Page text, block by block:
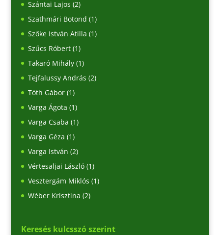
Szántai Lajos (2)
Szathmári Botond (1)
Szőke István Atilla (1)
Szűcs Róbert(1)
Takaró Mihály(1)
Tejfalussy András (2)
Tóth Gábor(1)
Varga Ágota (1)
Varga Csaba (1)
Varga Géza (1)
Varga István (2)
Vértesaljai László(1)
Vesztergám Miklós (1)
Wéber Krisztina (2)
Keresés kulcsszó szerint